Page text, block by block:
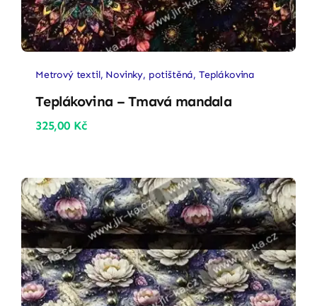
Metrový textil, Novinky, potištěná, Teplákovina
Teplákovina – Tmavá mandala
325,00 Kč